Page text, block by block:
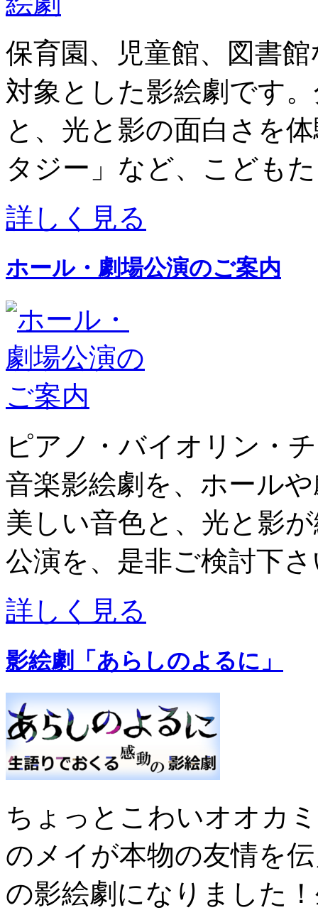
保育園、児童館、図書
対象とした影絵劇です
と、光と影の面白さを
タジー」など、こども
詳しく見る
ホール・劇場公演のご案内
ピアノ・バイオリン・
音楽影絵劇を、ホール
美しい音色と、光と影
公演を、是非ご検討下
詳しく見る
影絵劇「あらしのよるに」
ちょっとこわいオオカ
のメイが本物の友情を
の影絵劇になりました